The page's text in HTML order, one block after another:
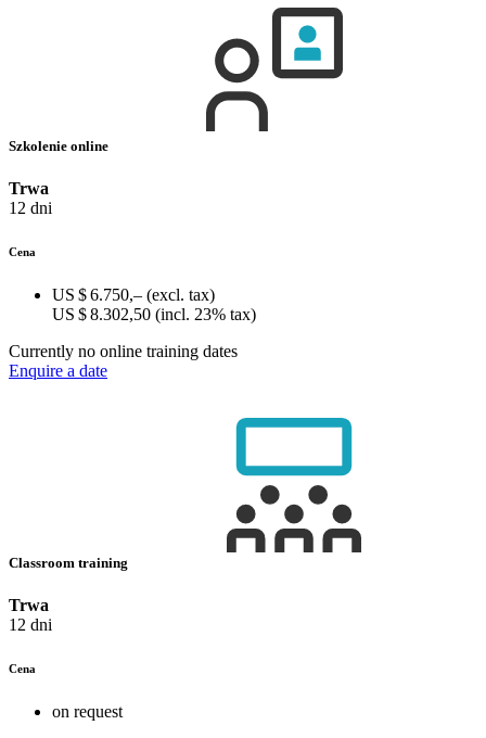
Szkolenie online
Trwa
12 dni
Cena
US $ 6.750,– (excl. tax)
US $ 8.302,50 (incl. 23% tax)
Currently no online training dates
Enquire a date
Classroom training
Trwa
12 dni
Cena
on request